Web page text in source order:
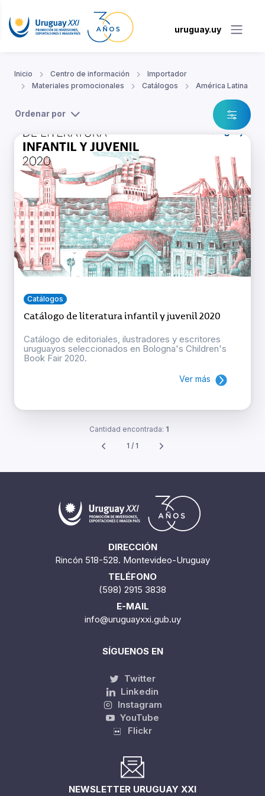
uruguay.uy
Inicio Centro de información
Importador
Materiales promocionales
Catálogos América Latina
Ordenar por
Catálogos
Catálogo de literatura infantil y juvenil 2020
Catálogo de editoriales, ilustradores y escritores
uruguayos seleccionados en Bologna's Children's
Book Fair 2020.
Ver más
Cantidad encontrada: 1
1 / 1
DIRECCIÓN
Rincón 518-528. Montevideo-Uruguay
TELÉFONO
(598) 2915 3838
E-MAIL
info@uruguayxxi.gub.uy
SÍGUENOS EN
Twitter
Linkedin
Instagram
YouTube
Flickr
NEWSLETTER URUGUAY XXI